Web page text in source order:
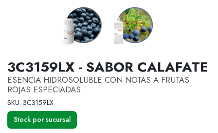
3C3159LX - SABOR CALAFATE
ESENCIA HIDROSOLUBLE CON NOTAS A FRUTAS
ROJAS ESPECIADAS
SKU: 3C3159LX
Stock por sucursal